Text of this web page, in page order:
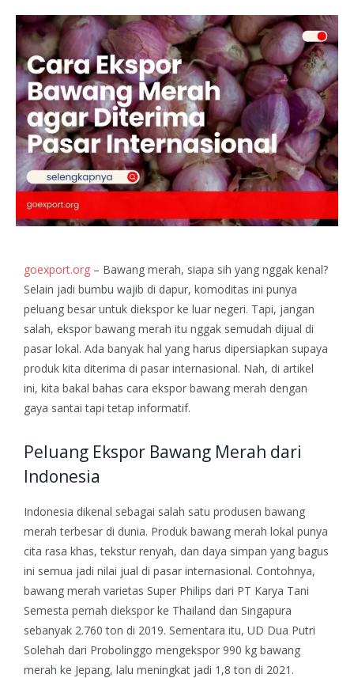
goexport.org – Bawang merah, siapa sih yang nggak kenal?
Selain jadi bumbu wajib di dapur, komoditas ini punya
peluang besar untuk diekspor ke luar negeri. Tapi, jangan
salah, ekspor bawang merah itu nggak semudah dijual di
pasar lokal. Ada banyak hal yang harus dipersiapkan supaya
produk kita diterima di pasar internasional. Nah, di artikel
ini, kita bakal bahas cara ekspor bawang merah dengan
gaya santai tapi tetap informatif.
Peluang Ekspor Bawang Merah dari
Indonesia
Indonesia dikenal sebagai salah satu produsen bawang
merah terbesar di dunia. Produk bawang merah lokal punya
cita rasa khas, tekstur renyah, dan daya simpan yang bagus
ini semua jadi nilai jual di pasar internasional. Contohnya,
bawang merah varietas Super Philips dari PT Karya Tani
Semesta pernah diekspor ke Thailand dan Singapura
sebanyak 2.760 ton di 2019. Sementara itu, UD Dua Putri
Solehah dari Probolinggo mengekspor 990 kg bawang
merah ke Jepang, lalu meningkat jadi 1,8 ton di 2021.